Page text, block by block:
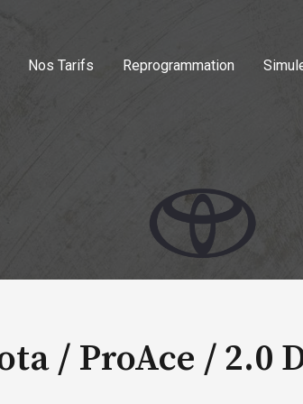
Nos Tarifs Reprogrammation
/ ProAce / 2.0